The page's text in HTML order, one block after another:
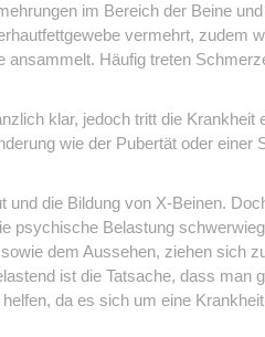
im Bereich der Beine
vermehrt, zudem
Häufig treten
klar, jedoch tritt die Krankheit
wie der Pubertät oder
die Bildung von X-Beinen.
psychische Belastung
dem Aussehen, ziehen sich
ist die Tatsache, dass man
da es sich um eine